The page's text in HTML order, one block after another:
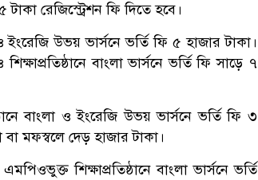
টাকা রেজিস্ট্রেশন ফি দিতে হবে।
ইংরেজি উভয় ভার্সনে ভর্তি ফি ৫ হাজার টাকা।
বাংলা ভার্সনে ভর্তি ফি সাড়ে ৭
বাংলা ও ইংরেজি উভয় ভার্সনে ভর্তি ফি ৩
মফস্বলে দেড় হাজার টাকা।
শিক্ষাপ্রতিষ্ঠানে বাংলা ভার্সনে ভর্তি